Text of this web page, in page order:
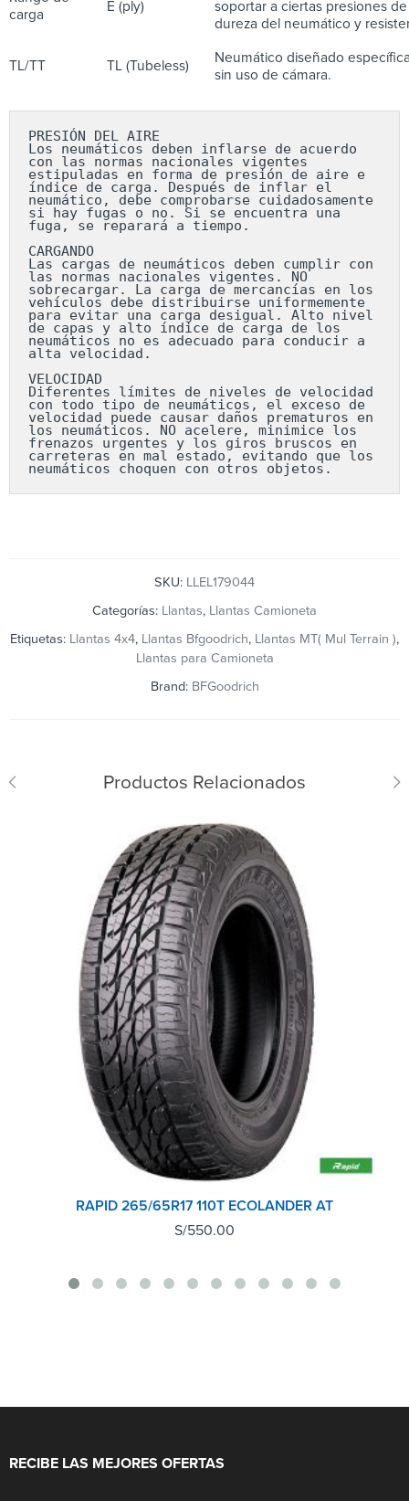
carga
E (ply)
soportar a ciertas presiones
dureza del neumático y
TL/TT TL (Tubeless)
Neumático diseñado
sin uso de cámara.
PRESIÓN DEL AIRE
Los neumáticos deben inflarse de acuerdo
con las normas nacionales vigentes
estipuladas en forma de presión de aire e
índice de carga. Después de inflar el
neumático, debe comprobarse cuidadosamente
si hay fugas o no. Si se encuentra una
fuga, se reparará a tiempo.
CARGANDO
Las cargas de neumáticos deben cumplir con
las normas nacionales vigentes. NO
sobrecargar. La carga de mercancías en los
vehículos debe distribuirse uniformemente
para evitar una carga desigual. Alto nivel
de capas y alto índice de carga de los
neumáticos no es adecuado para conducir a
alta velocidad.
VELOCIDAD
Diferentes límites de niveles de velocidad
con todo tipo de neumáticos, el exceso de
velocidad puede causar daños prematuros en
los neumáticos. NO acelere, minimice los
frenazos urgentes y los giros bruscos en
carreteras en mal estado, evitando que los
neumáticos choquen con otros objetos.
SKU: LLEL179044
Categorías: Llantas, Llantas Camioneta
Etiquetas: Llantas 4x4, Llantas Bfgoodrich, Llantas MT( Mul Terrain ),
Llantas para Camioneta
Brand: BFGoodrich
Productos Relacionados
RAPID 265/65R17 110T ECOLANDER AT
S/550.00
RECIBE LAS MEJORES OFERTAS